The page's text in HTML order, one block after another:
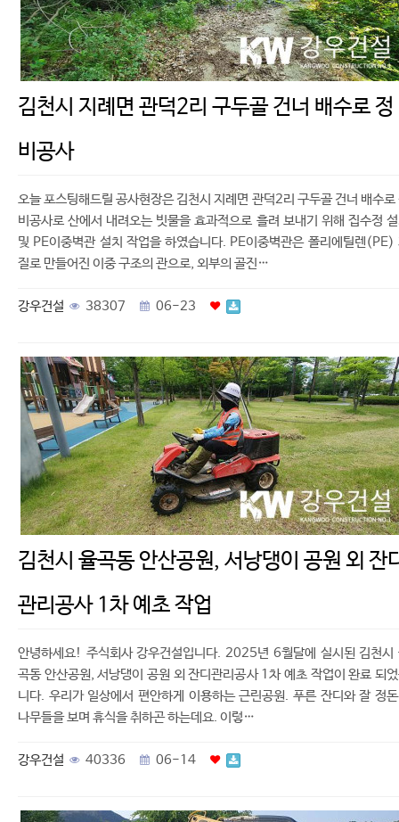
김천시 지례면 관덕2리 구두골 건너 배수로 정
비공사
오늘 포스팅해드릴 공사현장은 김천시 지례면 관덕2리 구두골 건너 배수로
비공사로 산에서 내려오는 빗물을 효과적으로 흘려 보내기 위해 집수정
및 PE이중벽관 설치 작업을 하였습니다. PE이중벽관은 폴리에틸렌(PE)
질로 만들어진 이중 구조의 관으로, 외부의 골진…
강우건설 38307 06-23
김천시 율곡동 안산공원, 서낭댕이 공원 외 잔
관리공사 1차 예초 작업
안녕하세요! 주식회사 강우건설입니다. 2025년 6월달에 실시된 김천시
곡동 안산공원, 서낭댕이 공원 외 잔디관리공사 1차 예초 작업이 완료 되
니다. 우리가 일상에서 편안하게 이용하는 근린공원. 푸른 잔디와 잘 정
나무들을 보며 휴식을 취하곤 하는데요. 이렇…
강우건설 40336 06-14